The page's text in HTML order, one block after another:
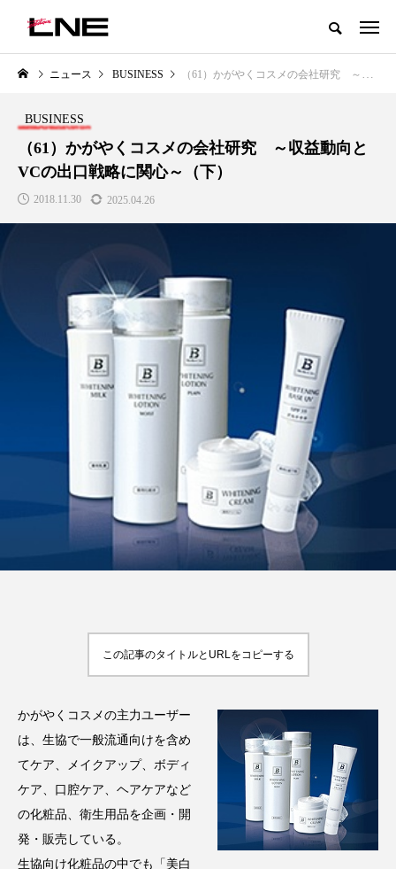
グローバルビューティ＆ヘルスケアビジネス誌
LIFESTYLE
SNSの「加工顔」と美容医療｜AI
がもたらす可能性とこれから
2026.07.13
BUSINESS
GWI調査から読み解く2030年の
都市型スパ――身近なウェルネ
の次世代モデル
2026.08.06
FEATURED 注目の企画
TikTok アスタキサンチン
アスレジャーコスメ アレルギー アロマ
アンチエイジング アンチソリチュード
インナービューティー 冷え
ニュース BUSINESS （61）かがやくコスメの会社研究 ～収益動向とVCの出口戦略に関心～（下）
BUSINESS
（61）かがやくコスメの会社研究 ～収益動向と
VCの出口戦略に関心～（下）
2018.11.30 2025.04.26
この記事のタイトルとURLをコピーする
かがやくコスメの主力ユーザー
は、生協で一般流通向けを含め
てケア、メイクアップ、ボディ
ケア、口腔ケア、ヘアケアなど
の化粧品、衛生用品を企画・開
発・販売している。
生協向け化粧品の中でも「美白